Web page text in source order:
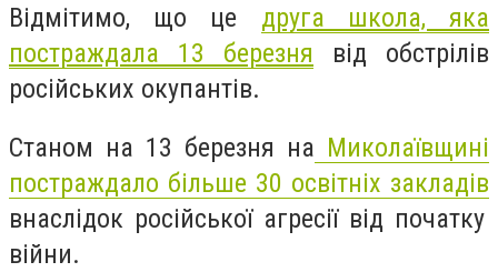
Відмітимо, що це друга школа, яка
постраждала 13 березня від обстрілів
російських окупантів.
Станом на 13 березня на Миколаївщині
постраждало більше 30 освітніх закладів
внаслідок російської агресії від початку
війни.